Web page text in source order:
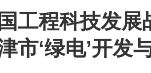
工程科技发展
市‘绿电’开发